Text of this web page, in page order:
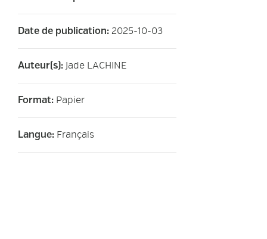
Date de publication: 2025-10-03
Auteur(s) : Jade LACHINE
Format: Papier
Langue: Français